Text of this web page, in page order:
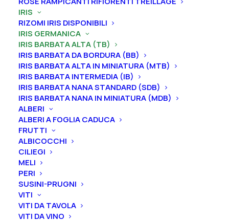
IRIS
RIZOMI IRIS DISPONIBILI
IRIS GERMANICA
IRIS BARBATA ALTA (TB)
IRIS BARBATA DA BORDURA (BB)
IRIS BARBATA ALTA IN MINIATURA (MTB)
IRIS BARBATA INTERMEDIA (IB)
IRIS BARBATA NANA STANDARD (SDB)
IRIS BARBATA NANA IN MINIATURA (MDB)
ALBERI
ALBERI A FOGLIA CADUCA
FRUTTI
ALBICOCCHI
CILIEGI
MELI
PERI
SUSINI-PRUGNI
VITI
VITI DA TAVOLA
VITI DA VINO
ottone riccamente ricoperte di bordeaux scuro,
lampo circolare blu-violetto all’estremità delle barbe
arancione brillante, retro color oro ottone, leggera
fragranza speziata. Altezza 91 cm. Fioritura medio-
tardiva.
Iris in vasosono disponibili inqualsiasi periodo
mentre irizomidiIris sonodisponibili solo nel
periodo che vada luglio a settembre.
Formato